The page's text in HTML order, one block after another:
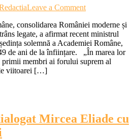
Leave a Commenton
Întemeierea
Academiei,
consolidarea
României
moderne
strâns
legate
consolidarea României moderne și
legate, a afirmat recent ministrul
solemnă a Academiei Române,
de ani de la înființare. „În marea lor
membri ai forului suprem al
viitoarei […]
Mircea Eliade cu